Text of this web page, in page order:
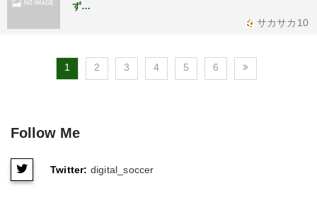
ず…
サカサカ10
1 2 3 4 5 6
Follow Me
Twitter: digital_soccer